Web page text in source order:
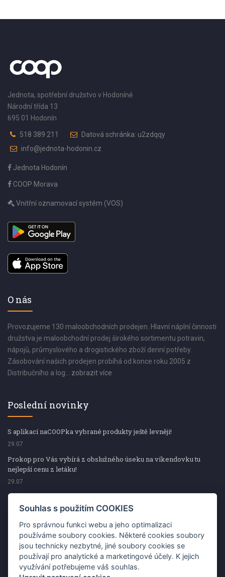
Jednota, spotřební družstvo v Hodoníně
Národní třída 13
695 01 Hodonín
518 389 211
Datová schránka: u2zdqqy
info@jednota-hodonin.cz
Jednota Hodonín
COOP Morava
Vnitřní oznamovací systém (VOS)
O nás
Provozujeme 130 maloobchodních prodejen. Hlavní náplní činnosti
družstva je maloobchodní prodej širokého sortimentu potravin,
nápojů, průmyslového a drogistického zboží denní potřeby.
Zásobování našich prodejen probíhá od konce roku 2005 z
Distribučního a log... zobrazit více
Poslední novinky
S aplikací naCOOPka vybrané produkty ještě levněji!
29.07
Prokop pro Vás vybírá z obslužného úseku na víkendovku tu
nejlepší cenu z letáku!
29.07
Prokop pro Vás vybírá z obslužného úseku na víkendovku tu
nejlepší cenu z letáku!
Kup špekáčky od Váhaly a vyhraj s naCOOPkou sekerku Fiskars
29.07
Prokop pro Vás vybírá na víkendovku ty nejlepší ceny z letáku!
29.07
Souhlas s použitím COOKIES
Pro správnou funkci webu a jeho optimalizaci
používáme soubory cookies. Některé cookies soubory
jsou technicky nezbytné, jiné soubory cookies se
používají pro analytické a marketingové účely. K jejich
využívání potřebujeme váš souhlas.